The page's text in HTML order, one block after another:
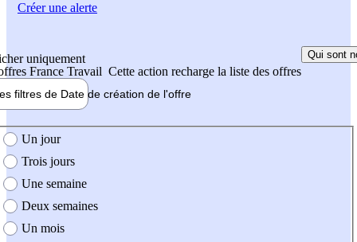
uniquement
France Travail Cette action recharge la liste des offres
Qui sont
filtres de Date de création de l'offre
création de l'offre
Un jour
Trois jours
Une semaine
Deux semaines
Un mois
Créer une alerte